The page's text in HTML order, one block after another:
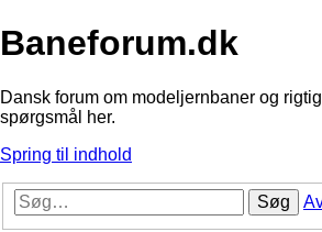
Baneforum.dk
Dansk forum om modeljernbaner og
spørgsmål her.
Spring til indhold
Søg